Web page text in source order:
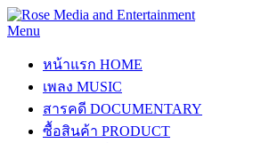
Menu
หน้าแรก HOME
เพลง MUSIC
สารคดี DOCUMENTARY
ซื้อสินค้า PRODUCT